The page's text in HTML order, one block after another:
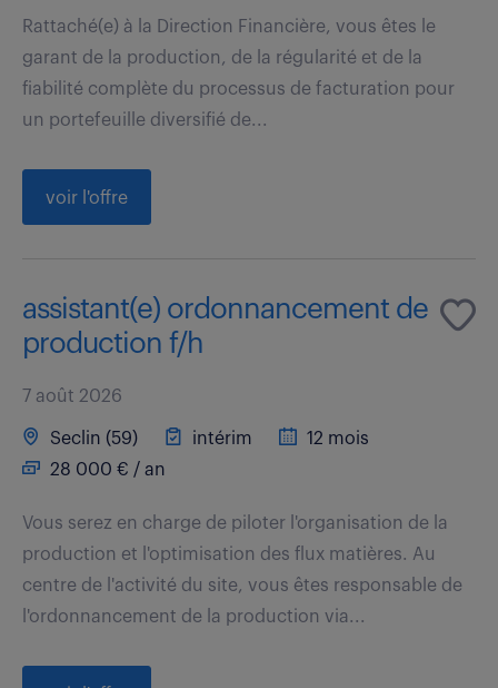
Rattaché(e) à la Direction Financière, vous êtes le
garant de la production, de la régularité et de la
fiabilité complète du processus de facturation pour
un portefeuille diversifié de...
voir l'offre
assistant(e) ordonnancement de
production f/h
7 août 2026
Seclin (59) intérim
12 mois
28 000 € / an
Vous serez en charge de piloter l'organisation de la
production et l'optimisation des flux matières. Au
centre de l'activité du site, vous êtes responsable de
l'ordonnancement de la production via...